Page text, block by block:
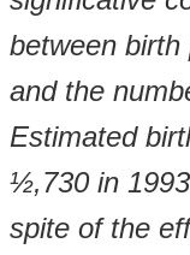
between
and the
Estimated
½,730 in
spite of the